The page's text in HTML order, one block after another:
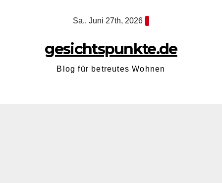
Sa.. Juni 27th, 2026
gesichtspunkte.de
Blog für betreutes Wohnen